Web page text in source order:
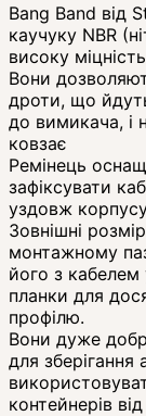
Bang Band від
каучуку NBR
високу
Вони
дроти, що
до вимикача, і
ковзає
Ремінець
зафіксувати
уздовж
Зовнішні
монтажному
його з кабелем
планки для
профілю.
Вони дуже
для
контейнерів